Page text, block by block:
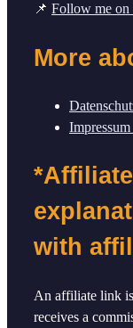
📌 Follow me on
More
with
An affiliate link
receives a